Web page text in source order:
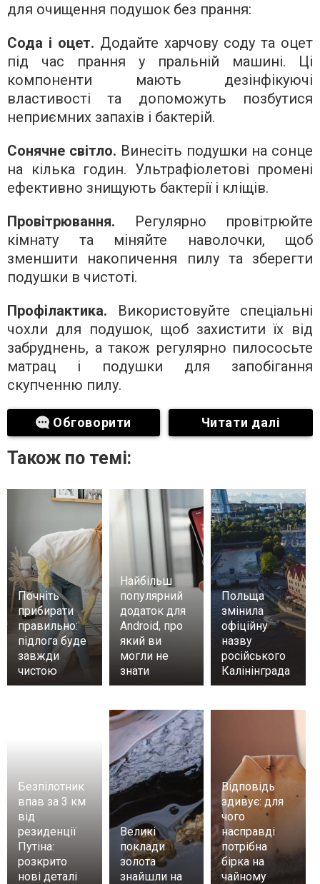
для очищення подушок без прання:
Сода і оцет. Додайте харчову соду та оцет
під час прання у пральній машині. Ці
компоненти мають дезінфікуючі
властивості та допоможуть позбутися
неприємних запахів і бактерій.
Сонячне світло. Винесіть подушки на сонце
на кілька годин. Ультрафіолетові промені
ефективно знищують бактерії і кліщів.
Провітрювання.
Регулярно провітрюйте
кімнату та міняйте наволочки, щоб
зменшити накопичення пилу та зберегти
подушки в чистоті.
Профілактика.
Використовуйте спеціальні
чохли для подушок, щоб захистити їх від
забруднень, а також регулярно пилососьте
матрац і подушки для запобігання
скупченню пилу.
Обговорити Читати далі
Також по темі:
Почніть
прибирати
правильно:
підлога буде
завжди
чистою
Найбільш
популярний
додаток для
Android, про
який ви
могли не
знати
Польща
змінила
офіційну
назву
російського
Калінінграда
Безпілотник
впав за 3 км
від
резиденції
Путіна:
розкрито
нові деталі
Великі
поклади
золота
знайшли на
Відповідь
здивує: для
чого
насправді
потрібна
бірка на
чайному